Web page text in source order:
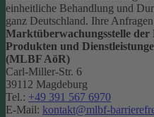
einheitliche Behandlung und
ganz Deutschland. Ihre
Marktüberwachungsstelle
Produkten und
(MLBF AöR)
Carl-Miller-Str. 6
39112 Magdeburg
Tel.: +49 391 567 6970
E-Mail: kontakt@mlbf-